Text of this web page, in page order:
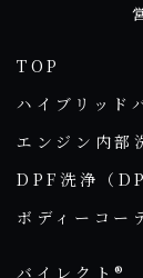
TOP
ハイブリッド
エンジン内部
DPF洗浄（
ボディーコー
バイレクト®